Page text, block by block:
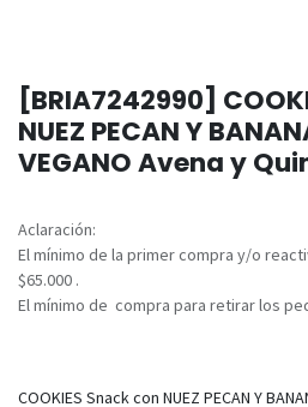
[BRIA7242990]
NUEZ PECAN Y
VEGANO Avena y
Aclaración:
El mínimo de la primer compra y/o
$65.000 .
El mínimo de compra para retirar los
COOKIES Snack con NUEZ PECAN Y